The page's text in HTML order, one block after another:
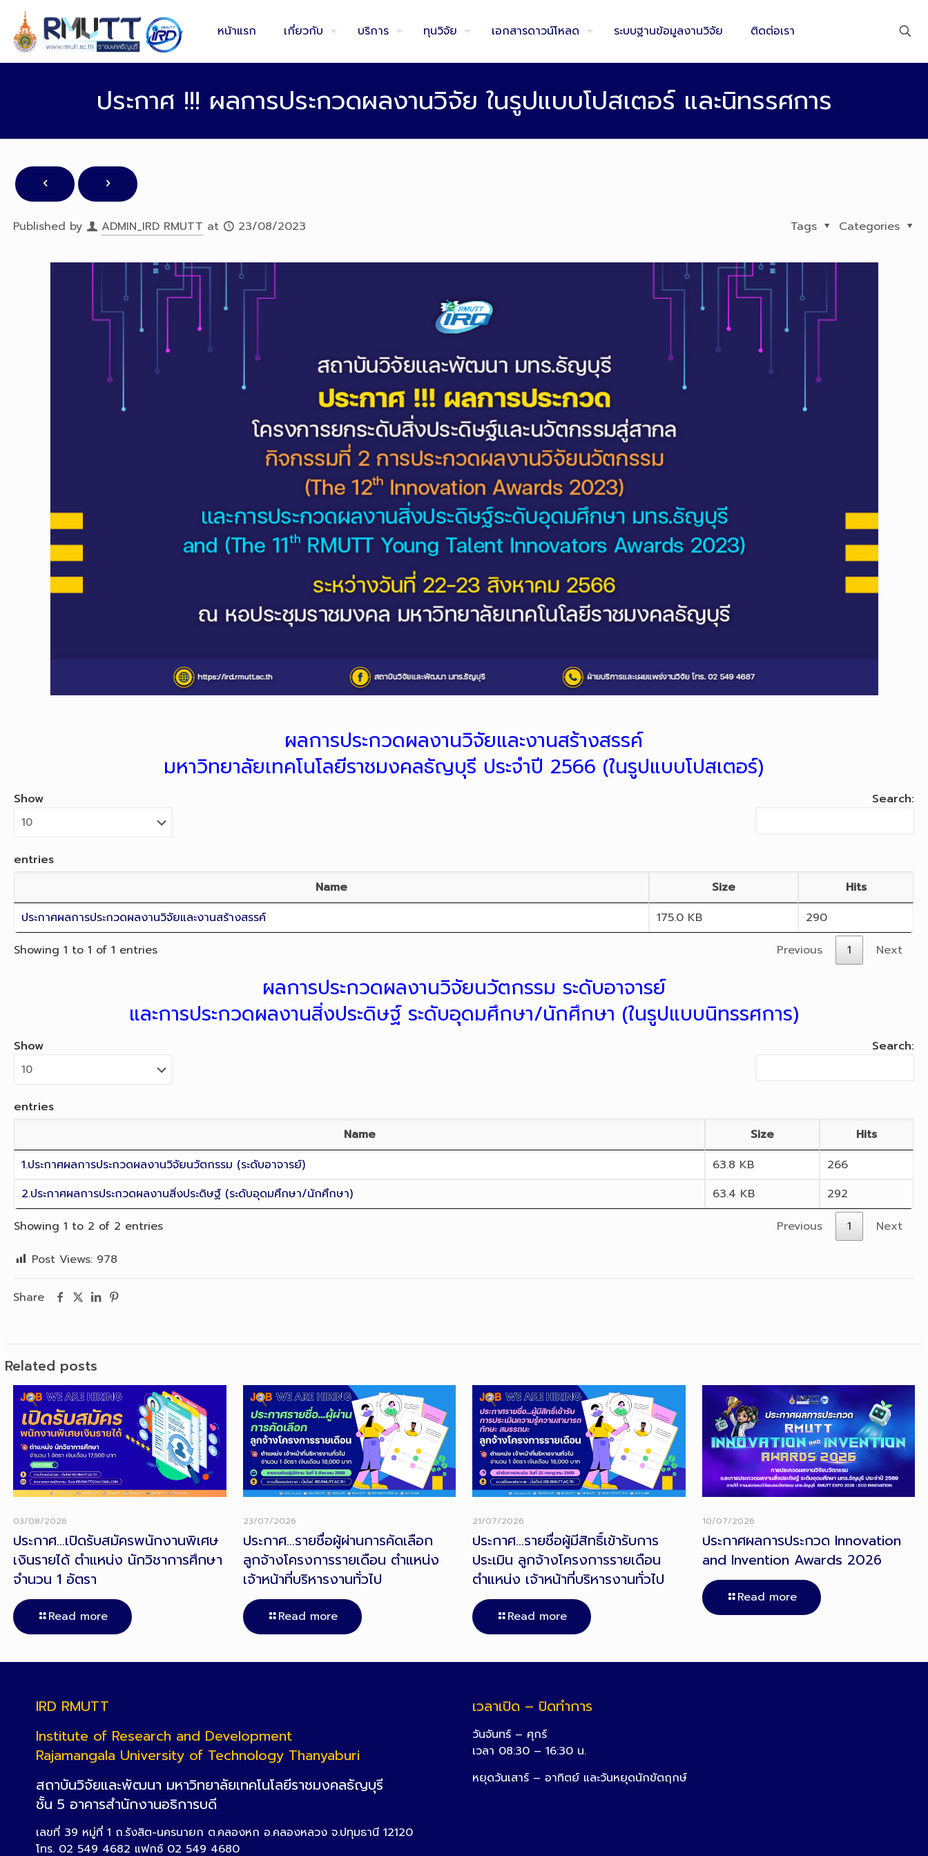
หน้าแรก เกี่ยวกับ บริการ ทุนวิจัย เอกสารดาวน์โหลด ระบบฐานข้อมูลงานวิจัย ติดต่อเรา
ประกาศ !!! ผลการประกวดผลงานวิจัย ในรูปแบบโปสเตอร์ และนิทรรศการ
Published by ADMIN_IRD RMUTT at 23/08/2023 Categories
Tags
ผลการประกวดผลงานวิจัยและงานสร้างสรรค์
มหาวิทยาลัยเทคโนโลยีราชมงคลธัญบุรี ประจำปี 2566 (ในรูปแบบโปสเตอร์)
Show
entries
Search:
Name Size
Hits
ประกาศผลการประกวดผลงานวิจัยและงานสร้างสรรค์
175.0 KB
290
Showing 1 to 1 of 1 entries
Previous 1 Next
ผลการประกวดผลงานวิจัยนวัตกรรม ระดับอาจารย์
และการประกวดผลงานสิ่งประดิษฐ์ ระดับอุดมศึกษา/นักศึกษา (ในรูปแบบนิทรรศการ)
Show
entries
Search:
Name Size
Hits
1.ประกาศผลการประกวดผลงานวิจัยนวัตกรรม (ระดับอาจารย์)
63.8 KB
266
2.ประกาศผลการประกวดผลงานสิ่งประดิษฐ์ (ระดับอุดมศึกษา/นักศึกษา)
63.4 KB
292
Showing 1 to 2 of 2 entries
Previous 1
Next
Post Views: 978
Share
Related posts
03/08/2026
ประกาศ…เปิดรับสมัครพนักงานพิเศษ
เงินรายได้ ตำแหน่ง นักวิชาการศึกษา
จำนวน 1 อัตรา
Read more
23/07/2026
ประกาศ…รายชื่อผู้ผ่านการคัดเลือก
ลูกจ้างโครงการรายเดือน ตำแหน่ง
เจ้าหน้าที่บริหารงานทั่วไป
Read more
21/07/2026
ประกาศ…รายชื่อผู้มีสิทธิ์เข้ารับการ
ประเมิน ลูกจ้างโครงการรายเดือน
ตำแหน่ง เจ้าหน้าที่บริหารงานทั่วไป
Read more
10/07/2026
ประกาศผลการประกวด Innovation
and Invention Awards 2026
Read more
IRD RMUTT
Institute of Research and Development
Rajamangala University of Technology Thanyaburi
สถาบันวิจัยและพัฒนา มหาวิทยาลัยเทคโนโลยีราชมงคลธัญบุรี
ชั้น 5 อาคารสำนักงานอธิการบดี
เลขที่ 39 หมู่ที่ 1 ถ.รังสิต-นครนายก ต.คลองหก อ.คลองหลวง จ.ปทุมธานี 12120
โทร. 02 549 4682 แฟกซ์ 02 549 4680
เวลาเปิด – ปิดทำการ
วันจันทร์ – ศุกร์
เวลา 08:30 – 16:30 น.
หยุดวันเสาร์ – อาทิตย์ และวันหยุดนักขัตฤกษ์